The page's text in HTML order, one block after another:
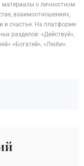
материалы о личностном
взаимоотношениях,
и счастье. На платформе
разделов: «Действуй»,
«Богатей», «Люби».